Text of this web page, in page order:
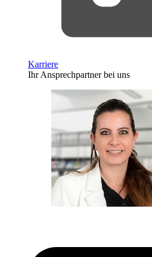
Karriere
Ihr Ansprechpartner bei uns